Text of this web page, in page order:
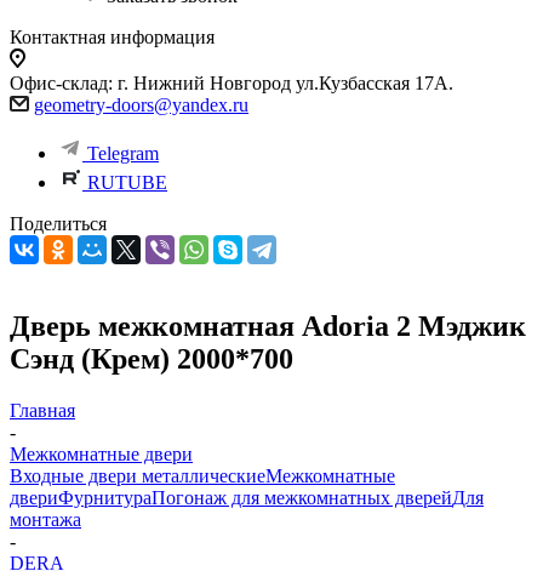
Контактная информация
Офис-склад: г. Нижний Новгород ул.Кузбасская 17А.
geometry-doors@yandex.ru
Telegram
RUTUBE
Поделиться
Дверь межкомнатная Adoria 2 Мэджик
Сэнд (Крем) 2000*700
Главная
-
Межкомнатные двери
Входные двери металлическиеМежкомнатные
двериФурнитураПогонаж для межкомнатных дверейДля
монтажа
-
DERA